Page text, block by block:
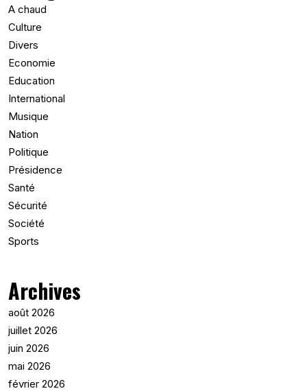
A chaud
Culture
Divers
Economie
Education
International
Musique
Nation
Politique
Présidence
Santé
Sécurité
Société
Sports
Archives
août 2026
juillet 2026
juin 2026
mai 2026
février 2026